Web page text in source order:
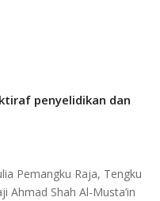
penyelidikan dan
Pemangku Raja, Tengku
Ahmad Shah Al-Musta’in